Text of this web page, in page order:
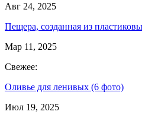
Авг 24, 2025
Пещера, созданная из
Мар 11, 2025
Свежее:
Оливье для ленивых (6 фото)
Июл 19, 2025